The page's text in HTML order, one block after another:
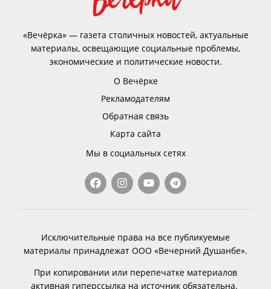
«Вечёрка» — газета столичных новостей, актуальные
материалы, освещающие социальные проблемы,
экономические и политические новости.
О Вечёрке
Рекламодателям
Обратная связь
Карта сайта
Мы в социальных сетях
Исключительные права на все публикуемые
материалы принадлежат ООО «Вечерний Душанбе».
При копировании или перепечатке материалов
активная гиперссылка на источник обязательна.